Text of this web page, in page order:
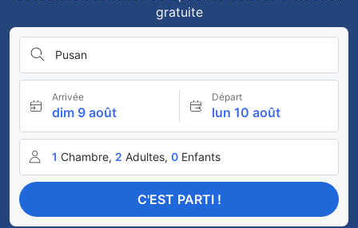
gratuite
Pusan
Arrivée
dim 9 août
Départ
lun 10 août
1 Chambre, 2 Adultes, 0 Enfants
C'EST PARTI !